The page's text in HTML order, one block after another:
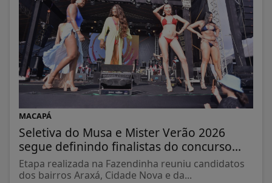
MACAPÁ
Seletiva do Musa e Mister Verão 2026
segue definindo finalistas do concurso...
Etapa realizada na Fazendinha reuniu candidatos
dos bairros Araxá, Cidade Nova e da...